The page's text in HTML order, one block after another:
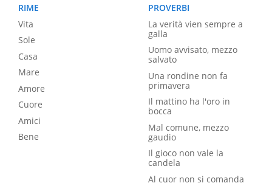
RIME
Vita
Sole
Casa
Mare
Amore
Cuore
Amici
Bene
PROVERBI
La verità vien sempre a
galla
Uomo avvisato, mezzo
salvato
Una rondine non fa
primavera
Il mattino ha l'oro in
bocca
Mal comune, mezzo
gaudio
Il gioco non vale la
candela
Al cuor non si comanda